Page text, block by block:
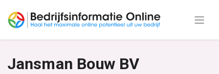
Jansman Bouw BV